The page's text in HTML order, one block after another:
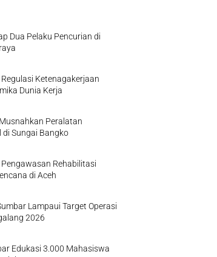
Dua Pelaku Pencurian di
Ketenagakerjaan
Dunia Kerja
Peralatan
di Sungai Bangko
Rehabilitasi
di Aceh
Lampaui Target Operasi
2026
Edukasi 3.000 Mahasiswa